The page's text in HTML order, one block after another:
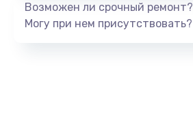
Возможен ли срочный ремонт?
Могу при нем присутствовать?